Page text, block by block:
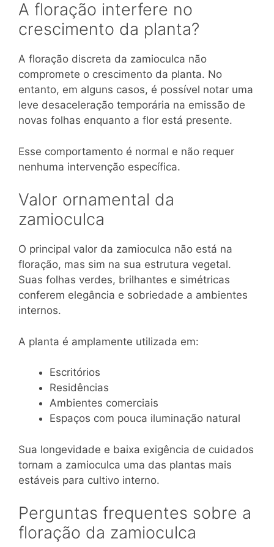
A floração interfere no
crescimento da planta?
A floração discreta da zamioculca não
compromete o crescimento da planta. No
entanto, em alguns casos, é possível notar uma
leve desaceleração temporária na emissão de
novas folhas enquanto a flor está presente.
Esse comportamento é normal e não requer
nenhuma intervenção específica.
Valor ornamental da
zamioculca
O principal valor da zamioculca não está na
floração, mas sim na sua estrutura vegetal.
Suas folhas verdes, brilhantes e simétricas
conferem elegância e sobriedade a ambientes
internos.
A planta é amplamente utilizada em:
Escritórios
Residências
Ambientes comerciais
Espaços com pouca iluminação natural
Sua longevidade e baixa exigência de cuidados
tornam a zamioculca uma das plantas mais
estáveis para cultivo interno.
Perguntas frequentes sobre a
floração da zamioculca